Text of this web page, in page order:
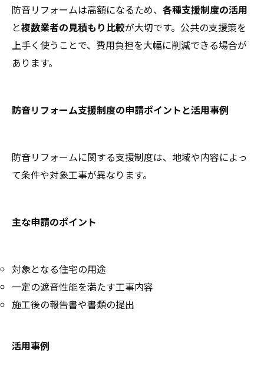
防音リフォームは高額になるため、 各種支援制度の活用
と複数業者の見積もり比較が大切です。公共の支援策を
上手く使うことで、費用負担を大幅に削減できる場合が
あります。
防音リフォーム支援制度の申請ポイントと活用事例
防音リフォームに関する支援制度は、地域や内容によっ
て条件や対象工事が異なります。
主な申請のポイント
対象となる住宅の用途
一定の遮音性能を満たす工事内容
施工後の報告書や書類の提出
活用事例